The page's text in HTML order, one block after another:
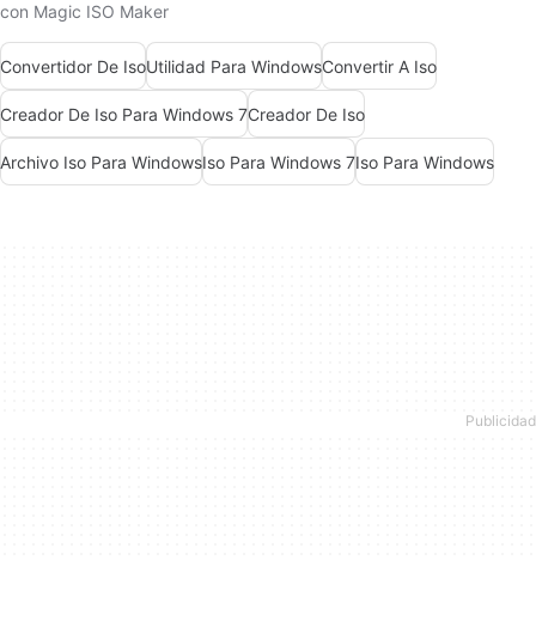
con Magic ISO Maker
Convertidor De IsoUtilidad Para WindowsConvertir A Iso
Creador De Iso Para Windows 7Creador De Iso
Archivo Iso Para WindowsIso Para Windows 7Iso Para Windows